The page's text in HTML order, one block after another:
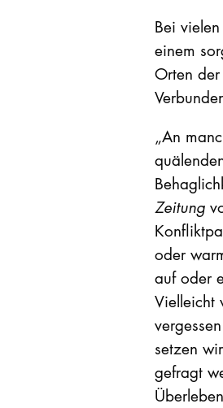
Bei
einem
Orten
„An
Zeitung
oder
auf oder
Vielleicht
setzen
gefragt